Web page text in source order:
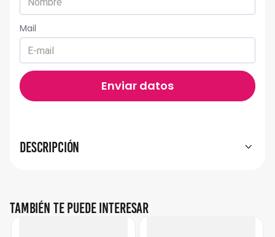
Descripción
También te puede interesar